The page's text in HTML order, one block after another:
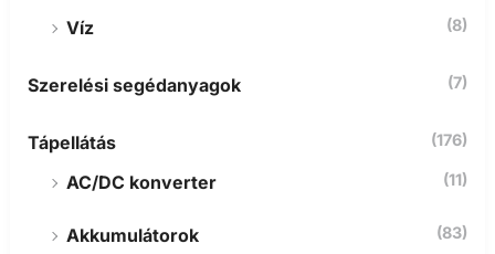
Víz (8)
Szerelési segédanyagok (7)
Tápellátás (176)
AC/DC konverter (11)
Akkumulátorok (83)